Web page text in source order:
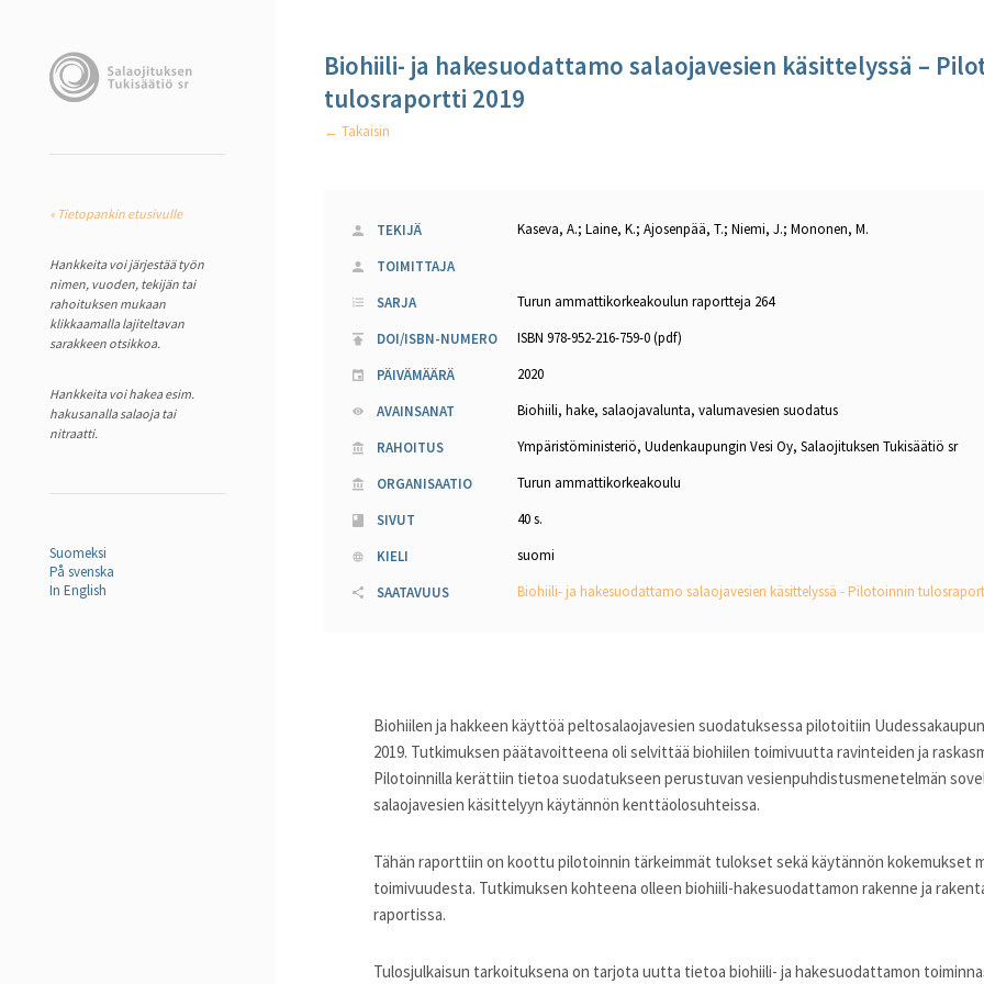
« Tietopankin etusivulle
Hankkeita voi järjestää työn
nimen, vuoden, tekijän tai
rahoituksen mukaan
klikkaamalla lajiteltavan
sarakkeen otsikkoa.
Hankkeita voi hakea esim.
hakusanalla salaoja tai
nitraatti.
Suomeksi
På svenska
In English
Biohiili- ja hakesuodattamo salaojavesien käsittelyssä –
tulosraportti 2019
← Takaisin
TEKIJÄ
Kaseva, A.; Laine, K.; Ajosenpää, T.; Niemi, J.; Mononen, M.
TOIMITTAJA
SARJA
Turun ammattikorkeakoulun raportteja 264
DOI/ISBN-NUMERO
ISBN 978-952-216-759-0 (pdf)
PÄIVÄMÄÄRÄ
2020
AVAINSANAT
Biohiili, hake, salaojavalunta, valumavesien suodatus
RAHOITUS
Ympäristöministeriö, Uudenkaupungin Vesi Oy, Salaojituksen Tukisäätiö sr
ORGANISAATIO
Turun ammattikorkeakoulu
SIVUT
40 s.
KIELI
suomi
SAATAVUUS
Biohiili- ja hakesuodattamo salaojavesien käsittelyssä - Pilotoinnin
Biohiilen ja hakkeen käyttöä peltosalaojavesien suodatuksessa pilotoitiin
2019. Tutkimuksen päätavoitteena oli selvittää biohiilen toimivuutta ravinteiden ja
Pilotoinnilla kerättiin tietoa suodatukseen perustuvan vesienpuhdistusmenetelmän
salaojavesien käsittelyyn käytännön kenttäolosuhteissa.
Tähän raporttiin on koottu pilotoinnin tärkeimmät tulokset sekä käytännön kokemukset
toimivuudesta. Tutkimuksen kohteena olleen biohiili-hakesuodattamon rakenne ja
raportissa.
Tulosjulkaisun tarkoituksena on tarjota uutta tietoa biohiili- ja hakesuodattamon